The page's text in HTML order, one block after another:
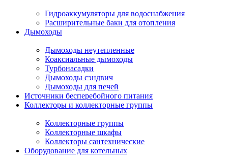
Гидроаккумуляторы для водоснабжения
Расширительные баки для отопления
Дымоходы
Дымоходы неутепленные
Коаксиальные дымоходы
Турбонасадки
Дымоходы сэндвич
Дымоходы для печей
Источники бесперебойного питания
Коллекторы и коллекторные группы
Коллекторные группы
Коллекторные шкафы
Коллекторы сантехнические
Оборудование для котельных